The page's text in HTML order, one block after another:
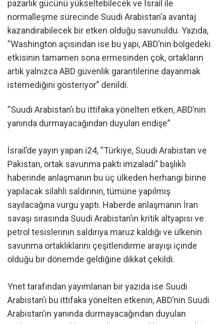
pazarlık gücünü yükseltebilecek ve İsrail ile
normalleşme sürecinde Suudi Arabistan’a avantaj
kazandırabilecek bir etken olduğu savunuldu. Yazıda,
“Washington açısından ise bu yapı, ABD’nin bölgedeki
etkisinin tamamen sona ermesinden çok, ortakların
artık yalnızca ABD güvenlik garantilerine dayanmak
istemediğini gösteriyor” denildi.
“Suudi Arabistan’ı bu ittifaka yönelten etken, ABD’nin
yanında durmayacağından duyulan endişe”
İsrail’de yayın yapan i24, “Türkiye, Suudi Arabistan ve
Pakistan, ortak savunma paktı imzaladı” başlıklı
haberinde anlaşmanın bu üç ülkeden herhangi birine
yapılacak silahlı saldırının, tümüne yapılmış
sayılacağına vurgu yaptı. Haberde anlaşmanın İran
savaşı sırasında Suudi Arabistan’ın kritik altyapısı ve
petrol tesislerinin saldırıya maruz kaldığı ve ülkenin
savunma ortaklıklarını çeşitlendirme arayışı içinde
olduğu bir dönemde geldiğine dikkat çekildi.
Ynet tarafından yayımlanan bir yazıda ise Suudi
Arabistan’ı bu ittifaka yönelten etkenin, ABD’nin Suudi
Arabistan’ın yanında durmayacağından duyulan